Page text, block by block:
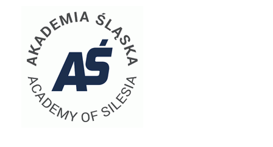
статус университетов